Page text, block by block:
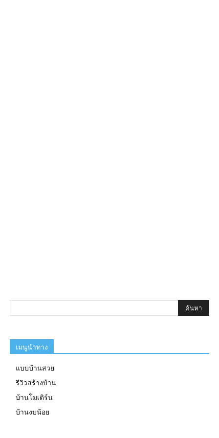
เมนูนำทาง
แบบบ้านสวย
รีวิวสร้างบ้าน
บ้านโมเดิร์น
บ้านงบน้อย